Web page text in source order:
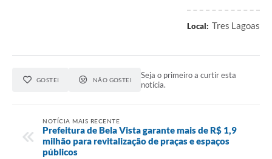
Local: Tres Lagoas
GOSTEI NÃO GOSTEI
Seja o primeiro a curtir esta
notícia.
NOTÍCIA MAIS RECENTE
Prefeitura de Bela Vista garante mais de R$ 1,9
milhão para revitalização de praças e espaços
públicos